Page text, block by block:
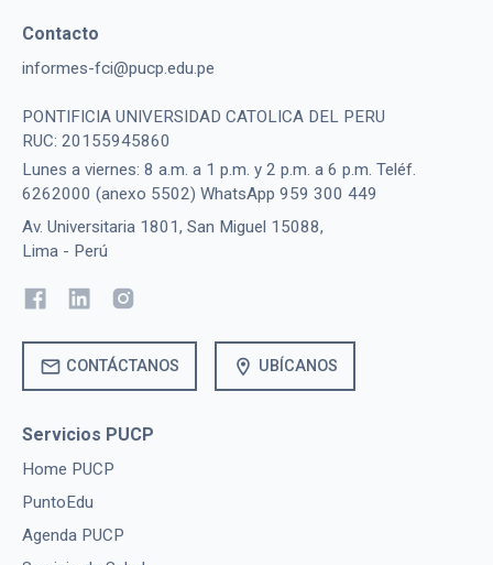
Contacto
informes-fci@pucp.edu.pe
PONTIFICIA UNIVERSIDAD CATOLICA DEL PERU
RUC: 20155945860
Lunes a viernes: 8 a.m. a 1 p.m. y 2 p.m. a 6 p.m. Teléf.
6262000 (anexo 5502) WhatsApp 959 300 449
Av. Universitaria 1801, San Miguel 15088,
Lima - Perú
mail CONTÁCTANOS location_on UBÍCANOS
Servicios PUCP
Home PUCP
PuntoEdu
Agenda PUCP